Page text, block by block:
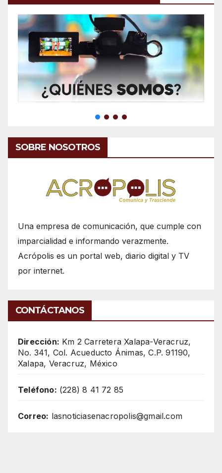
SOBRE NOSOTROS
Una empresa de comunicación, que cumple con
imparcialidad e informando verazmente.
Acrópolis es un portal web, diario digital y TV
por internet.
CONTÁCTANOS
Dirección: Km 2 Carretera Xalapa-Veracruz,
No. 341, Col. Acueducto Ánimas, C.P. 91190,
Xalapa, Veracruz, México
Teléfono: (228) 8 41 72 85
Correo: lasnoticiasenacropolis@gmail.com